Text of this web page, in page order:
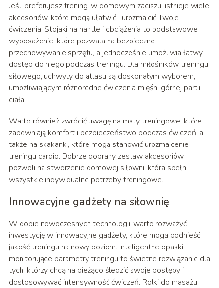
Jeśli preferujesz treningi w domowym zaciszu, istnieje wiele
akcesoriów, które mogą ułatwić i urozmaicić Twoje
ćwiczenia. Stojaki na hantle i obciążenia to podstawowe
wyposażenie, które pozwala na bezpieczne
przechowywanie sprzętu, a jednocześnie umożliwia łatwy
dostęp do niego podczas treningu. Dla miłośników treningu
siłowego, uchwyty do atlasu są doskonałym wyborem,
umożliwiającym różnorodne ćwiczenia mięśni górnej partii
ciała.
Warto również zwrócić uwagę na maty treningowe, które
zapewniają komfort i bezpieczeństwo podczas ćwiczeń, a
także na skakanki, które mogą stanowić urozmaicenie
treningu cardio. Dobrze dobrany zestaw akcesoriów
pozwoli na stworzenie domowej siłowni, która spełni
wszystkie indywidualne potrzeby treningowe.
Innowacyjne gadżety na siłownię
W dobie nowoczesnych technologii, warto rozważyć
inwestycję w innowacyjne gadżety, które mogą podnieść
jakość treningu na nowy poziom. Inteligentne opaski
monitorujące parametry treningu to świetne rozwiązanie dla
tych, którzy chcą na bieżąco śledzić swoje postępy i
dostosowywać intensywność ćwiczeń. Rolki do masażu